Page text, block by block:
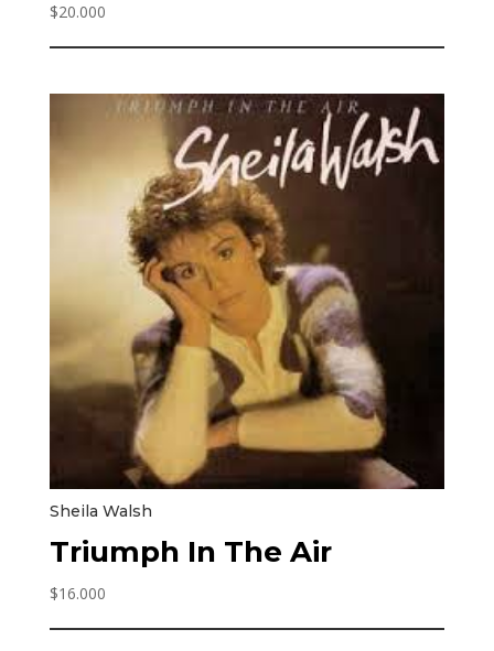
$20.000
Sheila Walsh
Triumph In The Air
$16.000